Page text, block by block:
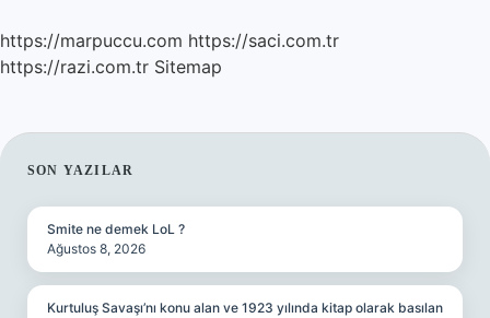
https://marpuccu.com https://saci.com.tr
https://razi.com.tr Sitemap
SIDEBAR
SON YAZILAR
Smite ne demek LoL ?
Ağustos 8, 2026
Kurtuluş Savaşı’nı konu alan ve 1923 yılında kitap olarak basılan